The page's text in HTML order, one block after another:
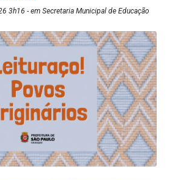
3h16 - em Secretaria Municipal de Educação